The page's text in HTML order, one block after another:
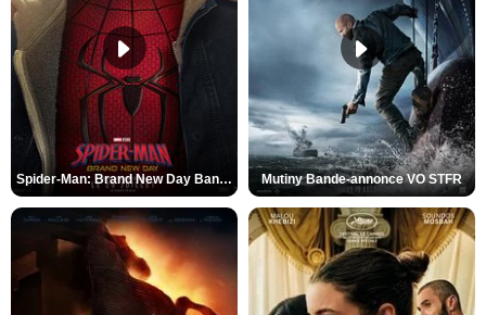
Spider-Man: Brand New Day Bande-annonce VO STFR Mutiny Bande-annonce VO STFR